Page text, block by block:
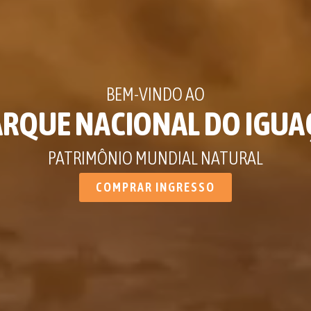
BEM-VINDO AO
NACIONAL DO
PATRIMÔNIO MUNDIAL NATURAL
COMPRAR INGRESSO